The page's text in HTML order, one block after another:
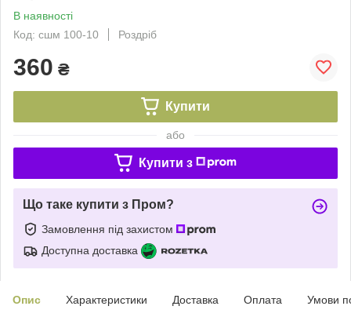
В наявності
Код: сшм 100-10
Роздріб
360 ₴
Купити
або
Купити з
Що таке купити з Пром?
Замовлення під захистом
Доступна доставка
Опис Характеристики Доставка Оплата Умови